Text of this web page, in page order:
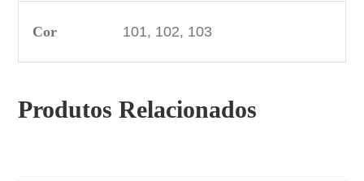
Cor 101, 102, 103
Produtos Relacionados